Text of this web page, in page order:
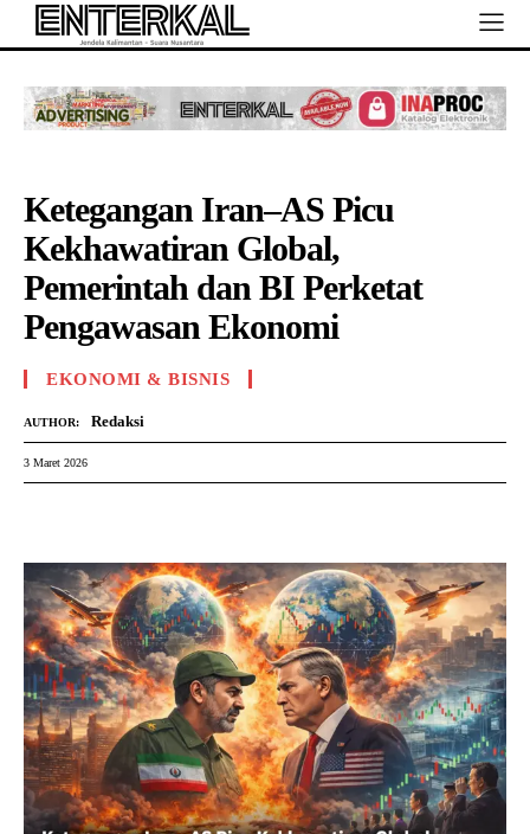
Ketegangan Iran–AS Picu
Kekhawatiran Global,
Pemerintah dan BI Perketat
Pengawasan Ekonomi
EKONOMI & BISNIS
AUTHOR: Redaksi
3 Maret 2026